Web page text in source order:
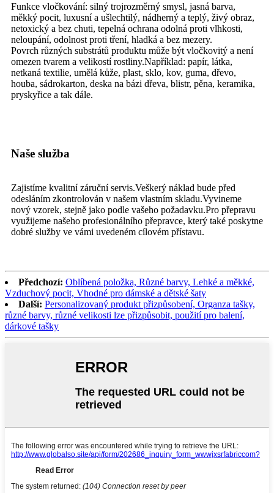
Funkce vločkování: silný trojrozměrný smysl, jasná barva,
měkký pocit, luxusní a ušlechtilý, nádherný a teplý, živý obraz,
netoxický a bez chuti, tepelná ochrana odolná proti vlhkosti,
neloupání, odolnost proti tření, hladká a bez mezery.
Povrch různých substrátů produktu může být vločkovitý a není
omezen tvarem a velikostí rostliny.Například: papír, látka,
netkaná textilie, umělá kůže, plast, sklo, kov, guma, dřevo,
houba, sádrokarton, deska na bázi dřeva, blistr, pěna, keramika,
pryskyřice a tak dále.
Naše služba
Zajistíme kvalitní záruční servis.Veškerý náklad bude před
odesláním zkontrolován v našem vlastním skladu.Vyvineme
nový vzorek, stejně jako podle vašeho požadavku.Pro přepravu
využijeme našeho profesionálního přepravce, který také poskytne
dobré služby ve vámi uvedeném cílovém přístavu.
Předchozí: Oblíbená položka, Různé barvy, Lehké a měkké,
Vzduchový pocit, Vhodné pro dámské a dětské šaty
Další: Personalizovaný produkt přizpůsobení, Organza tašky,
různé barvy, různé velikosti lze přizpůsobit, použití pro balení,
dárkové tašky